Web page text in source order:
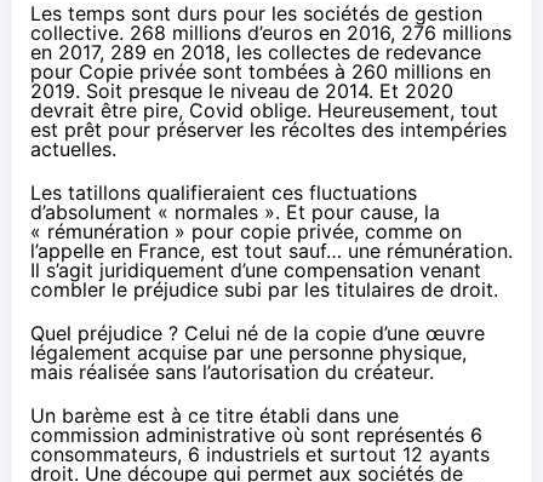
Les temps sont durs pour les sociétés de gestion
collective. 268 millions d’euros en 2016, 276 millions
en 2017, 289 en 2018, les collectes de redevance
pour Copie privée sont tombées à 260 millions en
2019. Soit presque le niveau de 2014. Et 2020
devrait être pire, Covid oblige. Heureusement, tout
est prêt pour préserver les récoltes des intempéries
actuelles.
Les tatillons qualifieraient ces fluctuations
d’absolument « normales ». Et pour cause, la
« rémunération » pour copie privée, comme on
l’appelle en France, est tout sauf… une rémunération.
Il s’agit juridiquement d’une compensation venant
combler le préjudice subi par les titulaires de droit.
Quel préjudice ? Celui né de la copie d’une œuvre
légalement acquise par une personne physique,
mais réalisée sans l’autorisation du créateur.
Un barème est à ce titre établi dans une
commission administrative où sont représentés 6
consommateurs, 6 industriels et surtout 12 ayants
droit. Une découpe qui permet aux sociétés de